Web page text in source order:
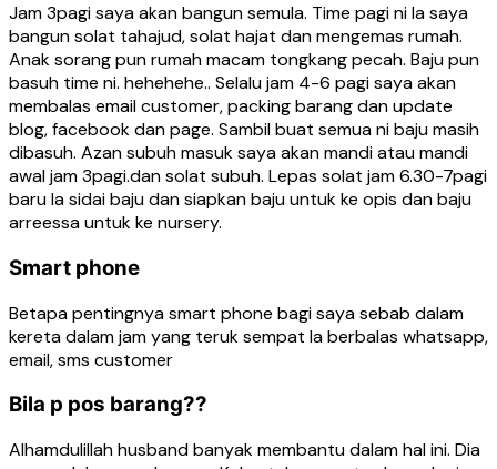
Jam 3pagi saya akan bangun semula. Time pagi ni la saya
bangun solat tahajud, solat hajat dan mengemas rumah.
Anak sorang pun rumah macam tongkang pecah. Baju pun
basuh time ni. hehehehe.. Selalu jam 4-6 pagi saya akan
membalas email customer, packing barang dan update
blog, facebook dan page. Sambil buat semua ni baju masih
dibasuh. Azan subuh masuk saya akan mandi atau mandi
awal jam 3pagi.dan solat subuh. Lepas solat jam 6.30-7pagi
baru la sidai baju dan siapkan baju untuk ke opis dan baju
arreessa untuk ke nursery.
Smart phone
Betapa pentingnya smart phone bagi saya sebab dalam
kereta dalam jam yang teruk sempat la berbalas whatsapp,
email, sms customer
Bila p pos barang??
Alhamdulillah husband banyak membantu dalam hal ini. Dia